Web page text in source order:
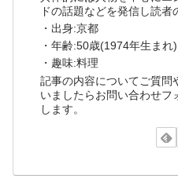
ドの話題などを発信し読者
・出身:京都
・年齢:50歳(1974年生まれ)
・趣味:料理
記事の内容についてご質問
いましたらお問い合わせフ
します。